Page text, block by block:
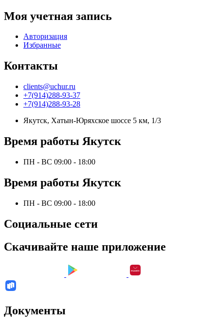
Моя учетная запись
Авторизация
Избранные
Контакты
clients@uchur.ru
+7(914)288-93-37
+7(914)288-93-28
Якутск, Хатын-Юряхское шоссе 5 км, 1/3
Время работы Якутск
ПН - ВС 09:00 - 18:00
Время работы Якутск
ПН - ВС 09:00 - 18:00
Социальные сети
Скачивайте наше приложение
Документы